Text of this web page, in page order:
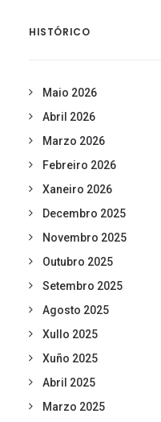
HISTÓRICO
Maio 2026
Abril 2026
Marzo 2026
Febreiro 2026
Xaneiro 2026
Decembro 2025
Novembro 2025
Outubro 2025
Setembro 2025
Agosto 2025
Xullo 2025
Xuño 2025
Abril 2025
Marzo 2025